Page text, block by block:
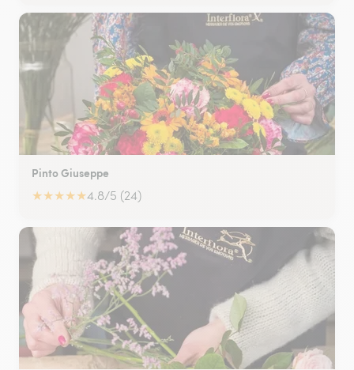
Pinto Giuseppe
★★★★★4.8/5 (24)